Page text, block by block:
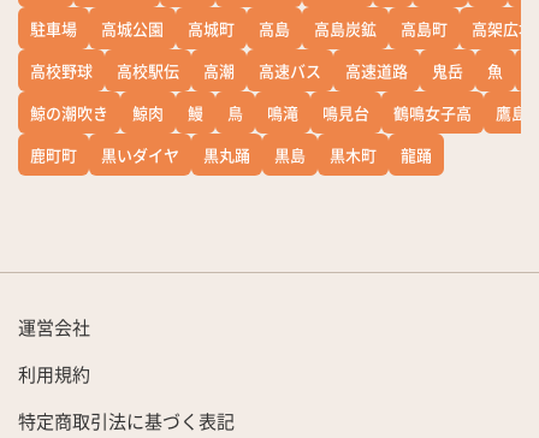
駐車場
高城公園 高城町 高島 高島炭鉱 高島町
高架広場
高校野球
高校駅伝 高潮 高速バス 高速道路 鬼岳 魚
鯨の潮吹き
鯨肉 鰻 鳥 鳴滝 鳴見台 鶴鳴女子高
鷹島
鹿町町
黒いダイヤ 黒丸踊 黒島 黒木町 龍踊
運営会社
利用規約
特定商取引法に基づく表記